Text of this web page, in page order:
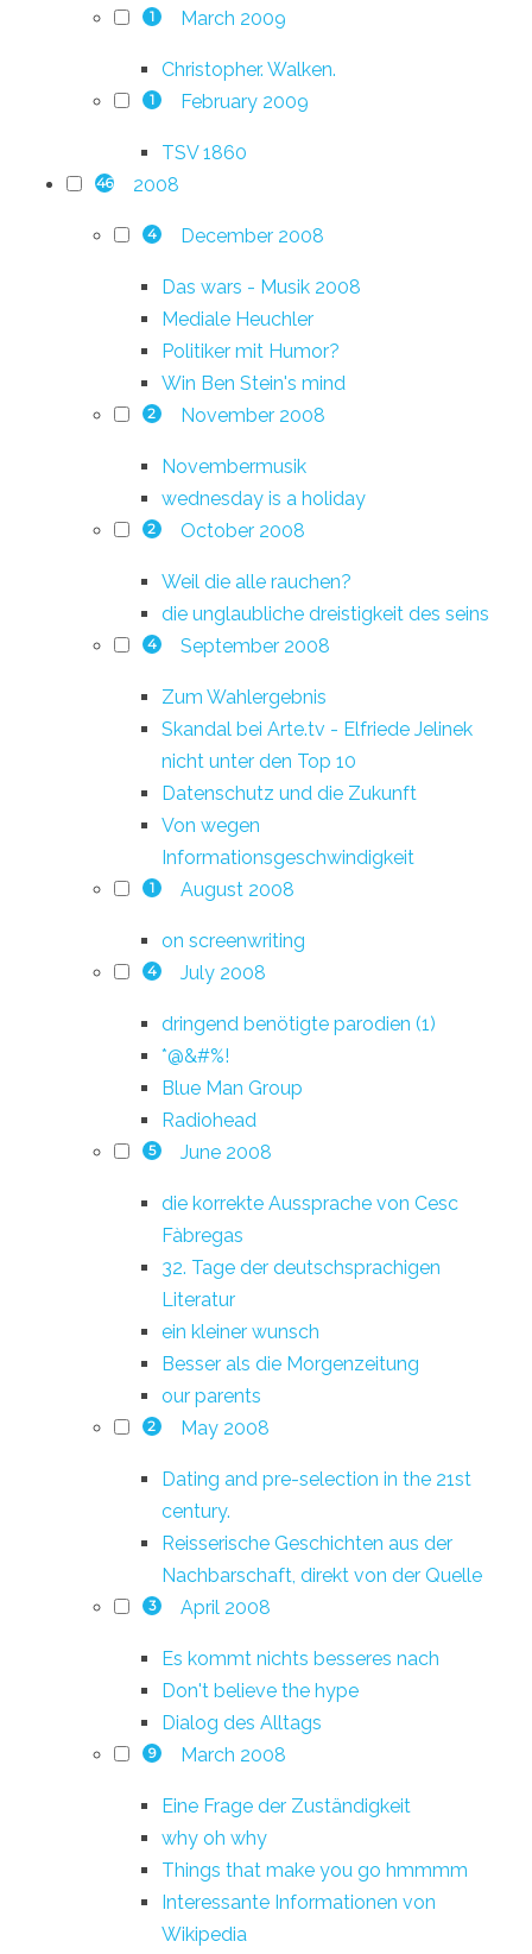
1 March 2009
Christopher. Walken.
1 February 2009
TSV 1860
46 2008
4 December 2008
Das wars - Musik 2008
Mediale Heuchler
Politiker mit Humor?
Win Ben Stein's mind
2 November 2008
Novembermusik
wednesday is a holiday
2 October 2008
Weil die alle rauchen?
die unglaubliche dreistigkeit des seins
4 September 2008
Zum Wahlergebnis
Skandal bei Arte.tv - Elfriede Jelinek
nicht unter den Top 10
Datenschutz und die Zukunft
Von wegen
Informationsgeschwindigkeit
1 August 2008
on screenwriting
4 July 2008
dringend benötigte parodien (1)
*@&#%!
Blue Man Group
Radiohead
5 June 2008
die korrekte Aussprache von Cesc
Fàbregas
32. Tage der deutschsprachigen
Literatur
ein kleiner wunsch
Besser als die Morgenzeitung
our parents
2 May 2008
Dating and pre-selection in the 21st
century.
Reisserische Geschichten aus der
Nachbarschaft, direkt von der Quelle
3 April 2008
Es kommt nichts besseres nach
Don't believe the hype
Dialog des Alltags
9 March 2008
Eine Frage der Zuständigkeit
why oh why
Things that make you go hmmmm
Interessante Informationen von
Wikipedia